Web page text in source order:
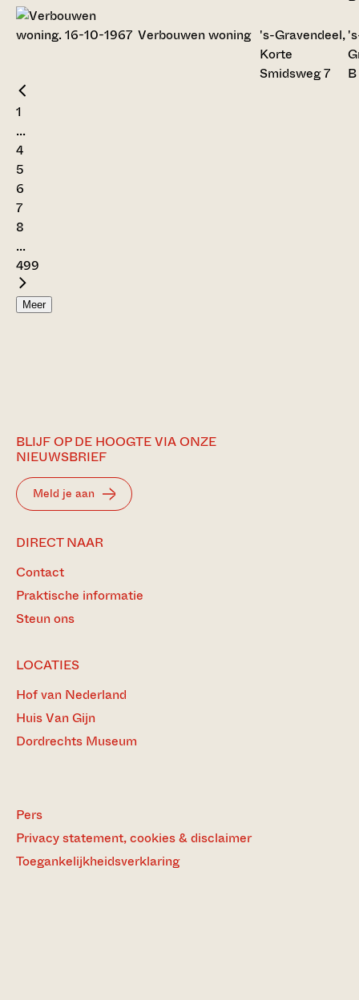
Verbouwen woning 's-Gravendeel,
Korte
Smidsweg 7
1
...
4
5
6
7
8
...
499
Meer
BLIJF OP DE HOOGTE VIA ONZE
NIEUWSBRIEF
Meld je aan
DIRECT NAAR
Contact
Praktische informatie
Steun ons
LOCATIES
Hof van Nederland
Huis Van Gijn
Dordrechts Museum
Pers
Privacy statement, cookies & disclaimer
Toegankelijkheidsverklaring